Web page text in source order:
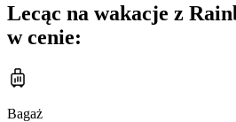
Lecąc na wakacje z
w cenie:
Bagaż